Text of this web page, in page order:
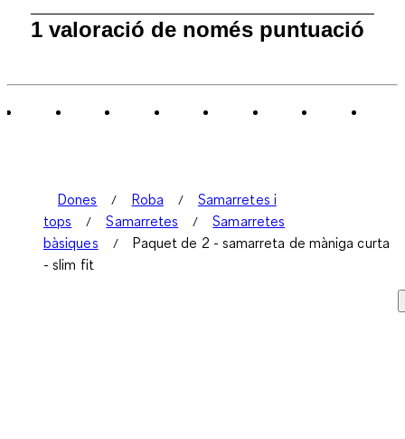
de
1 valoració de només puntuació
Dones Roba
Samarretes i
tops
Samarretes
Samarretes
bàsiques
Paquet de 2 - samarreta de màniga curta
- slim fit